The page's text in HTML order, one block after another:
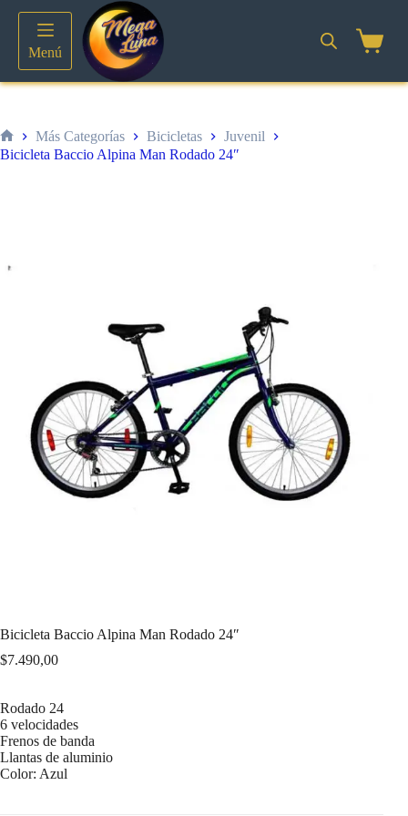
contenido
Menú
Inicio
Más Categorías Bicicletas
Juvenil
Bicicleta Baccio Alpina Man Rodado 24″
Bicicleta Baccio Alpina Man Rodado 24″
$7.490,00
Rodado 24
6 velocidades
Frenos de banda
Llantas de aluminio
Color: Azul